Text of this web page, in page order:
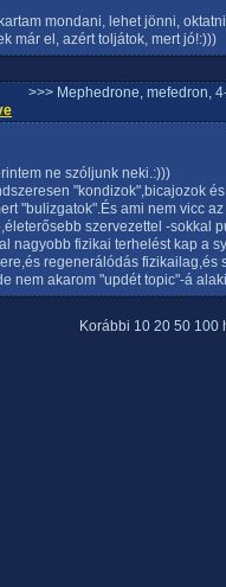
mondani, lehet jönni,
már el, azért toljátok, mert jó!:)))
>>> Mephedrone, mefedron,
ne szóljunk neki.:)))
"kondizok",bicajozok
"bulizgatok".És ami nem vicc
szervezettel -sokkal
nagyobb fizikai terhelést kap a
regenerálódás fizikailag,és
nem akarom "updét topic"-á
Korábbi 10 20 50 100